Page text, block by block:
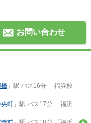
お問い合わせ
」駅 バス16分 「福浜校
町 」駅 バス17分 「福浜